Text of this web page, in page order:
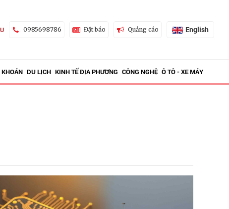
0985698786 Đặt báo Quảng cáo English
DU LỊCH KINH TẾ ĐỊA PHƯƠNG CÔNG NGHỆ Ô TÔ - XE MÁY